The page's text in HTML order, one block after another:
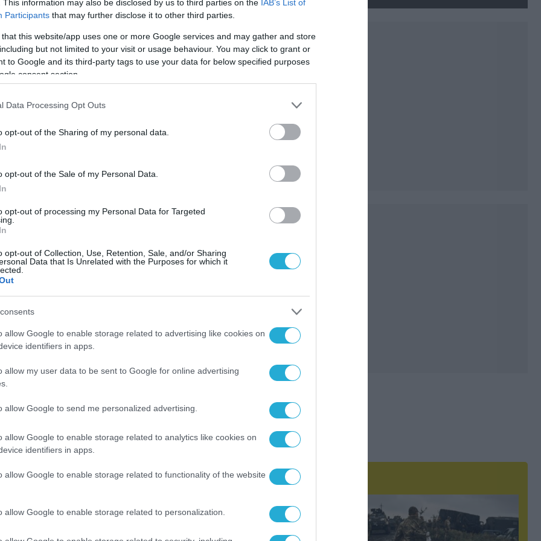
This information may also be disclosed by us to third parties on the IAB’s List of
Participants that may further disclose it to other third parties.
that this website/app uses one or more Google services and may gather and store
but not limited to your visit or usage behaviour. You may click to grant or
to Google and its third-party tags to use your data for below specified purposes
consent section.
Data Processing Opt Outs
opt-out of the Sharing of my personal data.
opt-out of the Sale of my Personal Data.
opt-out of processing my Personal Data for Targeted
opt-out of Collection, Use, Retention, Sale, and/or Sharing
Data that Is Unrelated with the Purposes for which it
allow Google to enable storage related to advertising like cookies on
identifiers in apps.
allow my user data to be sent to Google for online advertising
allow Google to send me personalized advertising.
allow Google to enable storage related to analytics like cookies on
identifiers in apps.
allow Google to enable storage related to functionality of the website
allow Google to enable storage related to personalization.
στοpronews.gr
ΑΡΘΡΟ
(βίντεο)